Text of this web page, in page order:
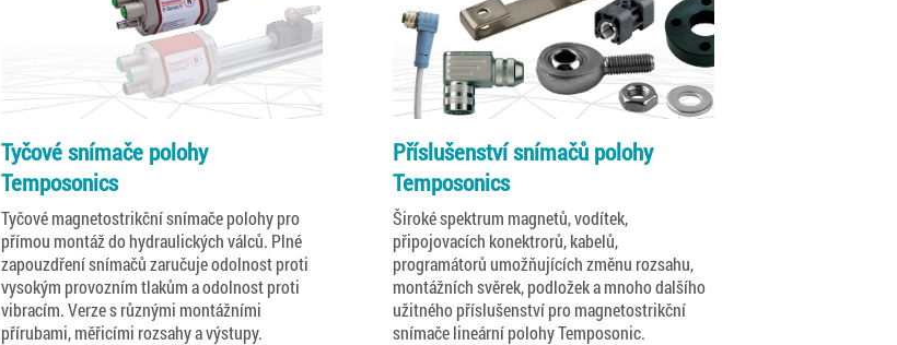
Tyčové snímače polohy
Temposonics
Tyčové magnetostrikční snímače polohy pro
přímou montáž do hydraulických válců. Plné
zapouzdření snímačů zaručuje odolnost proti
vysokým provozním tlakům a odolnost proti
vibracím. Verze s různými montážními
přírubami, měřicími rozsahy a výstupy.
Příslušenství snímačů polohy
Temposonics
Široké spektrum magnetů, vodítek,
připojovacích konektrorů, kabelů,
programátorů umožňujících změnu rozsahu,
montážních svěrek, podložek a mnoho dalšího
užitného příslušenství pro magnetostrikční
snímače lineární polohy Temposonic.